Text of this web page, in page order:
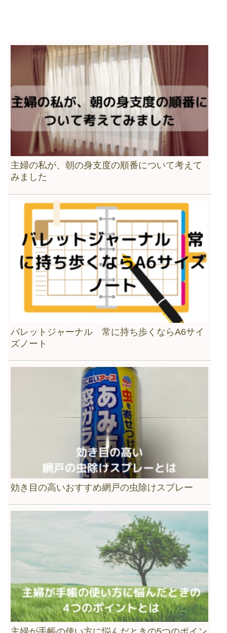
主婦の私が、朝の身支度の順番について考えて
みました
バレットジャーナル 常に持ち歩くならA6サイ
ズノート
効き目の高いおすすめ網戸の虫除けスプレー